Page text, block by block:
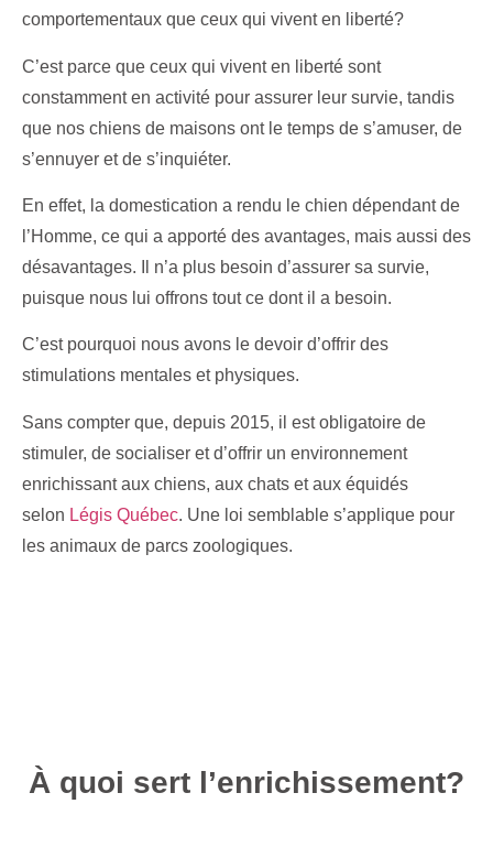
comportementaux que ceux qui vivent en liberté?
C’est parce que ceux qui vivent en liberté sont
constamment en activité pour assurer leur survie, tandis
que nos chiens de maisons ont le temps de s’amuser, de
s’ennuyer et de s’inquiéter.
En effet, la domestication a rendu le chien dépendant de
l’Homme, ce qui a apporté des avantages, mais aussi des
désavantages. Il n’a plus besoin d’assurer sa survie,
puisque nous lui offrons tout ce dont il a besoin.
C’est pourquoi nous avons le devoir d’offrir des
stimulations mentales et physiques.
Sans compter que, depuis 2015, il est obligatoire de
stimuler, de socialiser et d’offrir un environnement
enrichissant aux chiens, aux chats et aux équidés
selon Légis Québec. Une loi semblable s’applique pour
les animaux de parcs zoologiques.
À quoi sert l’enrichissement?